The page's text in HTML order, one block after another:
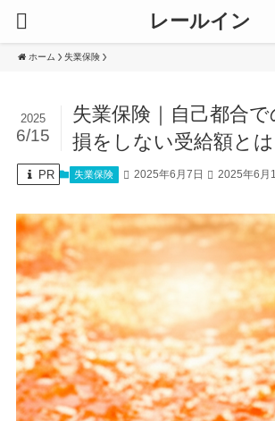
レールイン
ホーム 失業保険
失業保険｜自己都合
損をしない受給額とは
2025
6/15
PR 失業保険 2025年6月7日 2025年6月